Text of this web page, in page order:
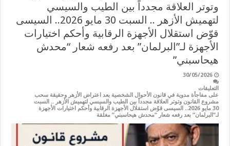
وتوتر العلاقة مجدداً بين الطيب والسيسي
لتهميش الأزهر .. السبت 30 مايو 2026.. السيسى
قوّض استقلال الأجهزة الرقابية وأحكم اختيارات
الأجهزة لـ”البرلمان” بعد رفعه شعار “محدش
هيحاسبني”
30/05/2026
التعليقات
على مفاجأة مدوية في قانون الأحوال الشخصية بعد اعتراض الأزهر وحقيقة سحب
مشروع القانون وتوتر العلاقة مجدداً بين الطيب والسيسي لتهميش الأزهر .. السبت
30 مايو 2026.. السيسى قوّض استقلال الأجهزة الرقابية وأحكم اختيارات الأجهزة
لـ”البرلمان” بعد رفعه شعار “محدش هيحاسبني” مغلقة